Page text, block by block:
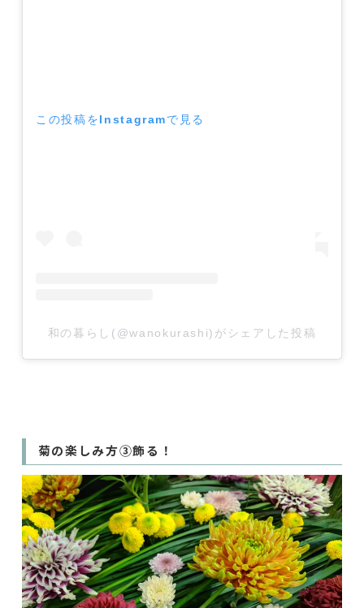
この投稿をInstagramで見る
和の暮らし(@wanokurashi)がシェアした投稿
菊の楽しみ方③飾る！